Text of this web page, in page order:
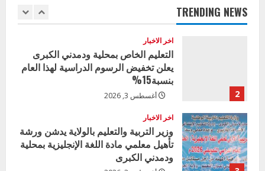
n
R
e
a
TRENDING NEWS
1
2
اخر الاخبار
التعليم الخاص بمحلية ودمدني الكبرى
يعلن تخفيض الرسوم الدراسية لهذا العام
بنسبة15%
أغسطس 3, 2026
اخر الاخبار
وزير التربية والتعليم بالولاية يدشن ورشة
تأهيل معلمي مادة اللغة الإنجليزية بمحلية
ودمدني الكبرى